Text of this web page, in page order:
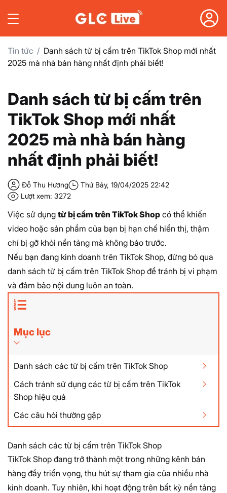
Tin tức
Danh sách từ bị cấm trên TikTok Shop mới nhất
2025 mà nhà bán hàng nhất định phải biết!
Danh sách từ bị cấm trên
TikTok Shop mới nhất
2025 mà nhà bán hàng
nhất định phải biết!
Đỗ Thu Hương
Thứ Bảy, 19/04/2025 22:42
Lượt xem: 3272
Việc sử dụng từ bị cấm trên TikTok Shop có thể khiến
video hoặc sản phẩm của bạn bị hạn chế hiển thị, thậm
chí bị gỡ khỏi nền tảng mà không báo trước.
Nếu bạn đang kinh doanh trên TikTok Shop, đừng bỏ qua
danh sách từ bị cấm trên TikTok Shop để tránh bị vi phạm
và đảm bảo nội dung luôn an toàn.
Mục lục
Danh sách các từ bị cấm trên TikTok Shop
Cách tránh sử dụng các từ bị cấm trên TikTok
Shop hiệu quả
Các câu hỏi thường gặp
Danh sách các từ bị cấm trên TikTok Shop
TikTok Shop đang trở thành một trong những kênh bán
hàng đầy triển vọng, thu hút sự tham gia của nhiều nhà
kinh doanh. Tuy nhiên, khi hoạt động trên bất kỳ nền tảng